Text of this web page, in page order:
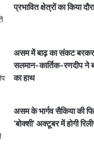
प्रभावित क्षेत्रों का किया
असम में बाढ़ का संकट
सलमान-कार्तिक-रणदीप ने
का हाथ
असम के भार्गव सैकिया की
‘बोक्शी’ अक्टूबर में होगी